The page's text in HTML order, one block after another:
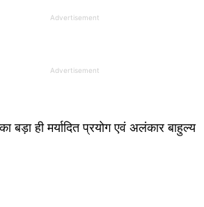
Advertisement
Advertisement
बड़ा ही मर्यादित प्रयोग एवं अलंकार बाहुल्य